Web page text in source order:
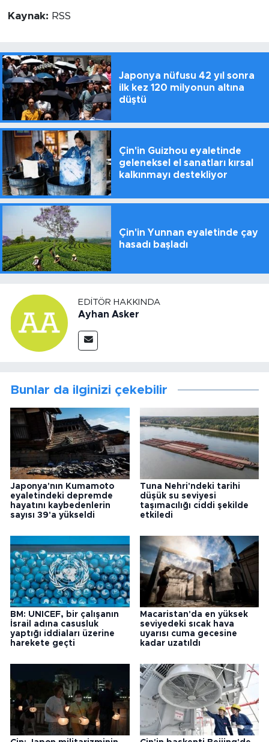
Kaynak: RSS
Japonya nüfusu 42 yıl sonra
ilk kez 120 milyonun altına
düştü
Çin'in Guizhou eyaletinde
geleneksel el sanatları kırsal
kalkınmayı destekliyor
Çin'in Yunnan eyaletinde çay
hasadı başladı
EDITÖR HAKKINDA
Ayhan Asker
Bunlar da ilginizi çekebilir
Japonya'nın Kumamoto
eyaletindeki depremde
hayatını kaybedenlerin
sayısı 39'a yükseldi
Tuna Nehri'ndeki tarihi
düşük su seviyesi
taşımacılığı ciddi şekilde
etkiledi
BM: UNICEF, bir çalışanın
İsrail adına casusluk
yaptığı iddiaları üzerine
harekete geçti
Macaristan'da en yüksek
seviyedeki sıcak hava
uyarısı cuma gecesine
kadar uzatıldı